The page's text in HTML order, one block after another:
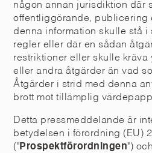
någon annan jurisdiktion där
offentliggörande, publicering
denna information skulle stå
regler eller där en sådan
restriktioner eller skulle
eller andra åtgärder än vad
Åtgärder i strid med denna
brott mot tillämplig
Detta pressmeddelande är
betydelsen i förordning (EU)
("Prospektförordningen")